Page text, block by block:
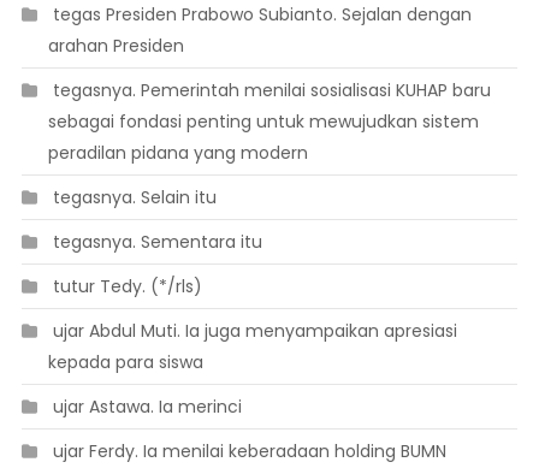
 tegas Presiden Prabowo Subianto. Sejalan dengan
arahan Presiden
 tegasnya. Pemerintah menilai sosialisasi KUHAP baru
sebagai fondasi penting untuk mewujudkan sistem
peradilan pidana yang modern
 tegasnya. Selain itu
 tegasnya. Sementara itu
 tutur Tedy. (*/rls)
 ujar Abdul Muti. Ia juga menyampaikan apresiasi
kepada para siswa
 ujar Astawa. Ia merinci
 ujar Ferdy. Ia menilai keberadaan holding BUMN